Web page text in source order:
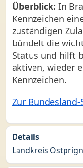
Überblick: In
Kennzeichen
zuständigen
bündelt die
Status und hilft
aktiven, wieder
Kennzeichen.
Zur
Details
Landkreis